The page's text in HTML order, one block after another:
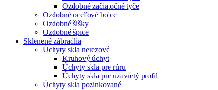
Ozdobné začiatočné tyče
Ozdobné oceľové bolce
Ozdobné šišky
Ozdobné špice
Sklenené zábradlia
Úchyty skla nerezové
Kruhový úchyt
Úchyty skla pre rúru
Úchyty skla pre uzavretý profil
Úchyty skla pozinkované